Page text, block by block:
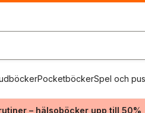
PocketböckerSpel och
– hälsoböcker upp till 50%